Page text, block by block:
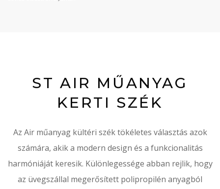
ST AIR MŰANYAG
KERTI SZÉK
Az Air műanyag kültéri szék tökéletes választás azok
számára, akik a modern design és a funkcionalitás
harmóniáját keresik. Különlegessége abban rejlik, hogy
az üvegszállal megerősített polipropilén anyagból